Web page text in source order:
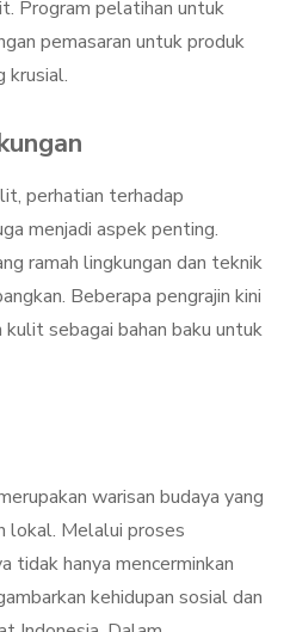
Program pelatihan untuk
pemasaran untuk produk
krusial.
perhatian terhadap
menjadi aspek penting.
ramah lingkungan dan teknik
Beberapa pengrajin kini
sebagai bahan baku untuk
warisan budaya yang
lokal. Melalui proses
tidak hanya mencerminkan
kehidupan sosial dan